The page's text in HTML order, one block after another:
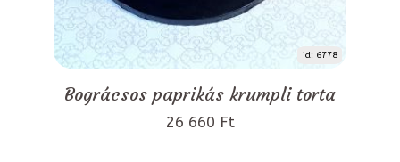
id: 6778
Bográcsos paprikás krumpli torta
26 660 Ft